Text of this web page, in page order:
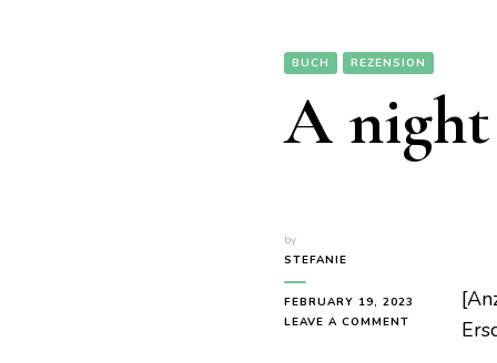
BUCH REZENSION
A night
by
STEFANIE
FEBRUARY 19, 2023
LEAVE A COMMENT